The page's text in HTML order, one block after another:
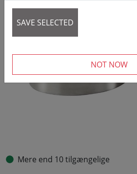
Mere end 10 tilgængelige
SAVE SELECTED
NOT NOW